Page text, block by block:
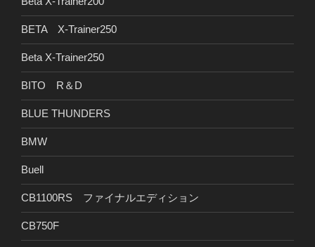
BETA X-Trainer250
Beta X-Trainer250
BITO R＆D
BLUE THUNDERS
BMW
Buell
CB1100RS ファイナルエディション
CB750F